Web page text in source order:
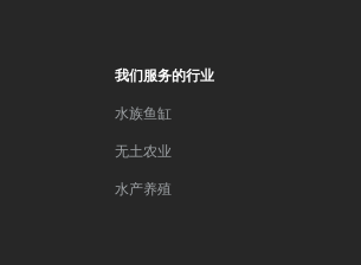
我们服务的行业
水族鱼缸
无土农业
水产养殖